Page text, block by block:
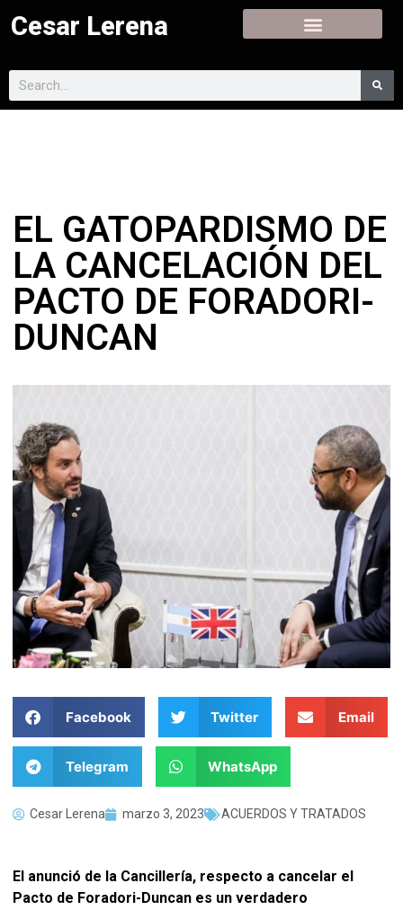
Cesar Lerena
EL GATOPARDISMO DE
LA CANCELACIÓN DEL
PACTO DE FORADORI-
DUNCAN
Facebook Twitter Email
Telegram WhatsApp
Cesar Lerena marzo 3, 2023 ACUERDOS Y TRATADOS
El anunció de la Cancillería, respecto a cancelar el
Pacto de Foradori-Duncan es un verdadero